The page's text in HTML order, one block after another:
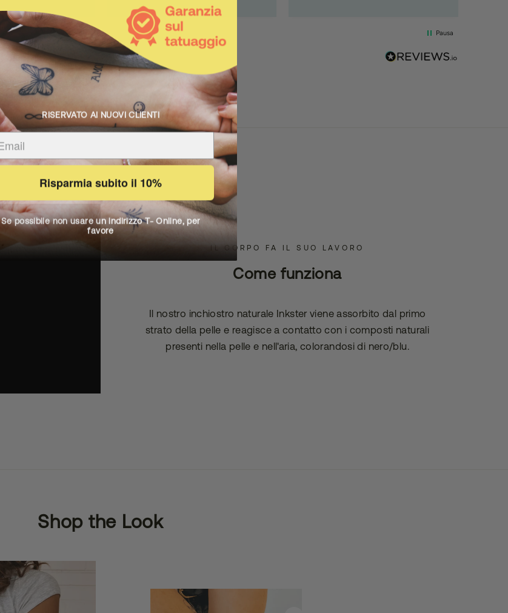
Pausa
IL CORPO FA IL SUO LAVORO
Come funziona
Il nostro inchiostro naturale Inkster viene assorbito dal primo
strato della pelle e reagisce a contatto con i composti naturali
presenti nella pelle e nell'aria, colorandosi di nero/blu.
Shop the Look
RISERVATO AI NUOVI CLIENTI
Risparmia subito il 10%
Se possibile non usare un indirizzo T- Online, per
favore